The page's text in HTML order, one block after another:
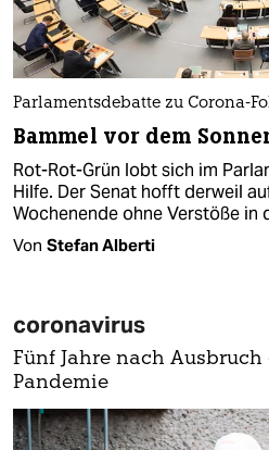
Parlamentsdebatte zu Corona-
Bammel vor dem
Rot-Rot-Grün lobt sich im
Hilfe. Der Senat hofft derweil
Wochenende ohne Verstöße in
Von Stefan Alberti
coronavirus
Fünf Jahre nach Ausbruch
Pandemie